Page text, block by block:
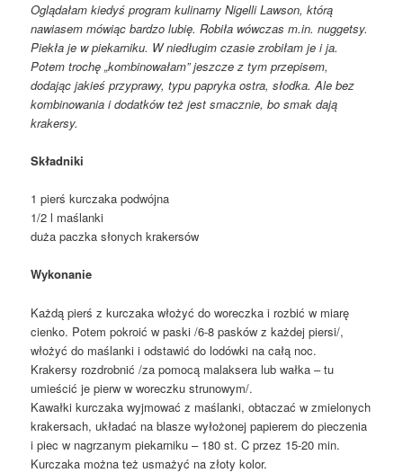
Oglądałam kiedyś program kulinarny Nigelli Lawson, którą
nawiasem mówiąc bardzo lubię. Robiła wówczas m.in. nuggetsy.
Piekła je w piekarniku. W niedługim czasie zrobiłam je i ja.
Potem trochę „kombinowałam” jeszcze z tym przepisem,
dodając jakieś przyprawy, typu papryka ostra, słodka. Ale bez
kombinowania i dodatków też jest smacznie, bo smak dają
krakersy.
Składniki
1 pierś kurczaka podwójna
1/2 l maślanki
duża paczka słonych krakersów
Wykonanie
Każdą pierś z kurczaka włożyć do woreczka i rozbić w miarę
cienko. Potem pokroić w paski /6-8 pasków z każdej piersi/,
włożyć do maślanki i odstawić do lodówki na całą noc.
Krakersy rozdrobnić /za pomocą malaksera lub wałka – tu
umieścić je pierw w woreczku strunowym/.
Kawałki kurczaka wyjmować z maślanki, obtaczać w zmielonych
krakersach, układać na blasze wyłożonej papierem do pieczenia
i piec w nagrzanym piekarniku – 180 st. C przez 15-20 min.
Kurczaka można też usmażyć na złoty kolor.